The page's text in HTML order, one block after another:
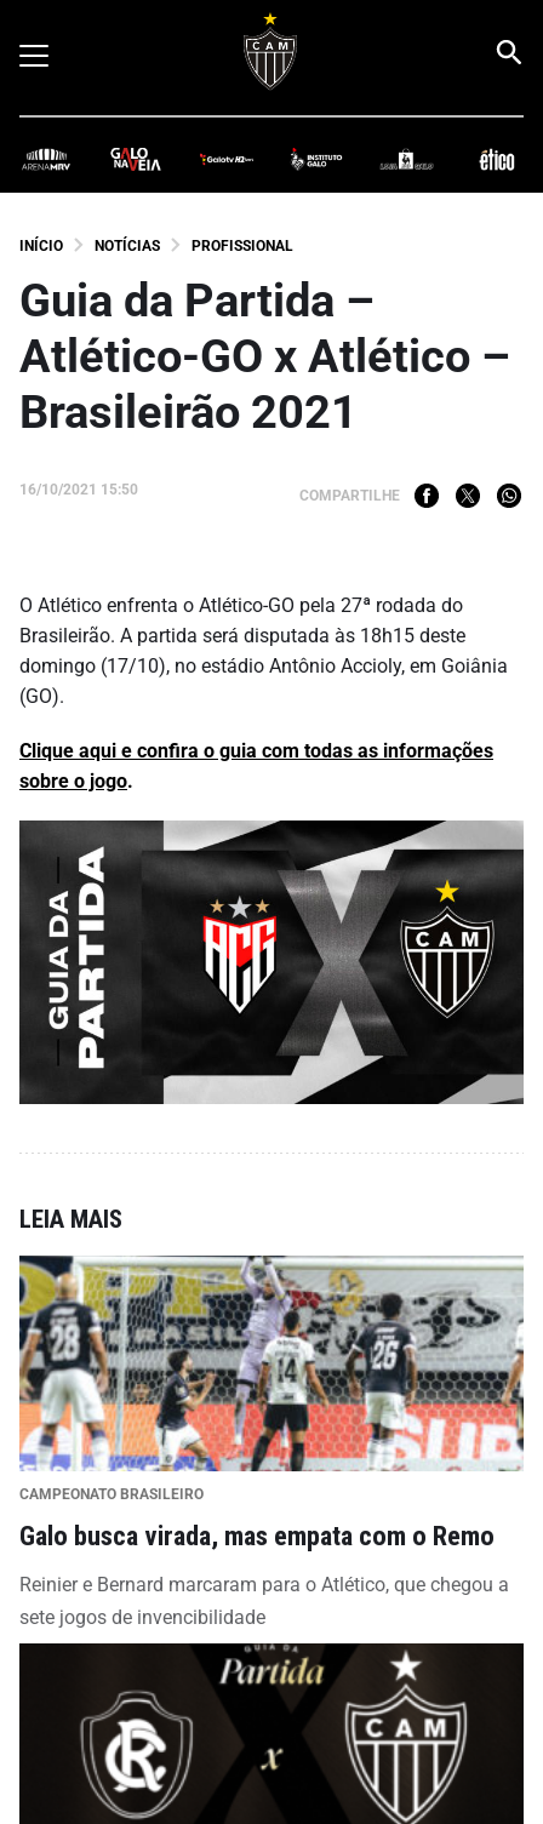
INÍCIO NOTÍCIAS PROFISSIONAL
Guia da Partida –
Atlético-GO x Atlético –
Brasileirão 2021
16/10/2021 15:50 COMPARTILHE
O Atlético enfrenta o Atlético-GO pela 27ª rodada do
Brasileirão. A partida será disputada às 18h15 deste
domingo (17/10), no estádio Antônio Accioly, em Goiânia
(GO).
Clique aqui e confira o guia com todas as informações
sobre o jogo.
LEIA MAIS
CAMPEONATO BRASILEIRO
Galo busca virada, mas empata com o Remo
Reinier e Bernard marcaram para o Atlético, que chegou a
sete jogos de invencibilidade